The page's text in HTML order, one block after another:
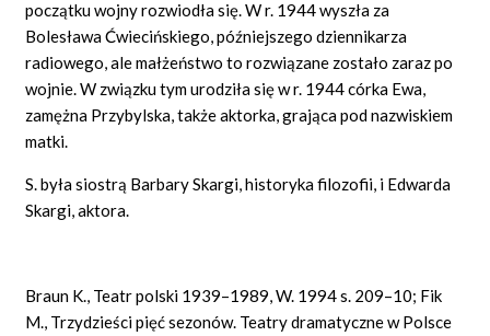
początku wojny rozwiodła się. W r. 1944 wyszła za
Bolesława Ćwiecińskiego, późniejszego dziennikarza
radiowego, ale małżeństwo to rozwiązane zostało zaraz po
wojnie. W związku tym urodziła się w r. 1944 córka Ewa,
zamężna Przybylska, także aktorka, grająca pod nazwiskiem
matki.
S. była siostrą Barbary Skargi, historyka filozofii, i Edwarda
Skargi, aktora.
Braun K., Teatr polski 1939–1989, W. 1994 s. 209–10; Fik
M., Trzydzieści pięć sezonów. Teatry dramatyczne w Polsce